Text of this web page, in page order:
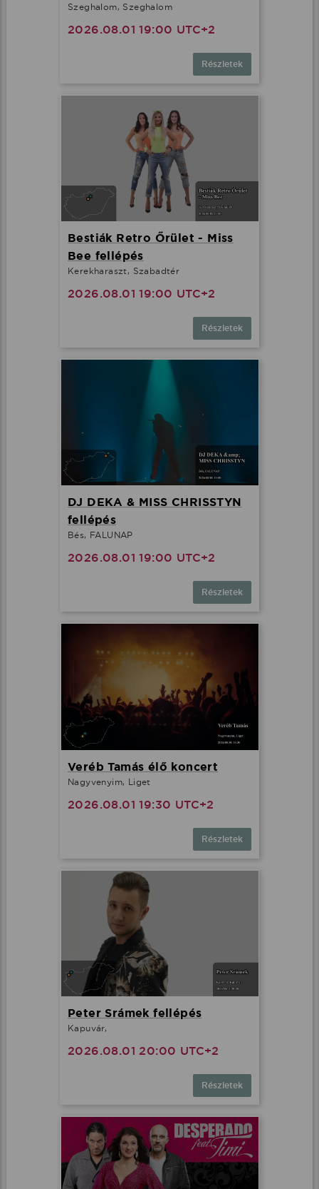
Szeghalom, Szeghalom
2026.08.01 19:00 UTC+2
Részletek
Bestiák Retro Őrület - Miss
Bee fellépés
Kerekharaszt, Szabadtér
2026.08.01 19:00 UTC+2
Részletek
DJ DEKA & MISS CHRISSTYN
fellépés
Bés, FALUNAP
2026.08.01 19:00 UTC+2
Részletek
Veréb Tamás élő koncert
Nagyvenyim, Liget
2026.08.01 19:30 UTC+2
Részletek
Peter Srámek fellépés
Kapuvár,
2026.08.01 20:00 UTC+2
Részletek